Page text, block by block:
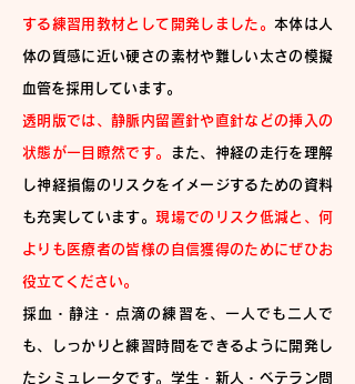
する練習用教材として開発しました。 本体は人
体の質感に近い硬さの素材や難しい太さの模擬
血管を採用しています。
透明版では、静脈内留置針や直針などの挿入の
状態が一目瞭然です。 また、神経の走行を理解
し神経損傷のリスクをイメージするための資料
も充実しています。 現場でのリスク低減と、何
よりも医療者の皆様の自信獲得のためにぜひお
役立てください。
採血・静注・点滴の練習を、一人でも二人で
も、しっかりと練習時間をできるように開発し
たシミュレータです。 学生・新人・ベテラン問